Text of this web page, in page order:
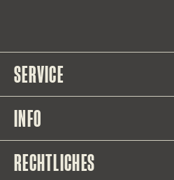
SERVICE
INFO
RECHTLICHES